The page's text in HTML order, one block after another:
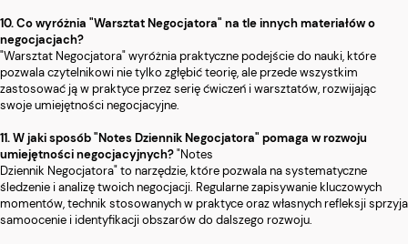
10. Co wyróżnia "Warsztat Negocjatora" na tle innych materiałów o
negocjacjach?
"Warsztat Negocjatora" wyróżnia praktyczne podejście do nauki, które
pozwala czytelnikowi nie tylko zgłębić teorię, ale przede wszystkim
zastosować ją w praktyce przez serię ćwiczeń i warsztatów, rozwijając
swoje umiejętności negocjacyjne.
11. W jaki sposób "Notes Dziennik Negocjatora" pomaga w rozwoju
umiejętności negocjacyjnych?"Notes
Dziennik Negocjatora" to narzędzie, które pozwala na systematyczne
śledzenie i analizę twoich negocjacji. Regularne zapisywanie kluczowych
momentów, technik stosowanych w praktyce oraz własnych refleksji sprzyja
samoocenie i identyfikacji obszarów do dalszego rozwoju.